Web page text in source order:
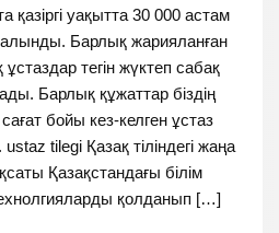
уақытта 30 000 астам
Барлық жарияланған
тегін жүктеп сабақ
Барлық құжаттар біздің
бойы кез-келген ұстаз
tilegi Қазақ тіліндегі жаңа
Қазақстандағы білім
қолданып […]